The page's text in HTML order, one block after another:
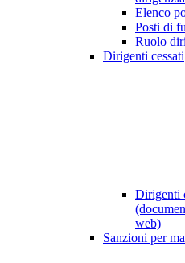
Elenco
Posti di
Ruolo
Dirigenti cessati
Dirigenti
web)
Sanzioni per